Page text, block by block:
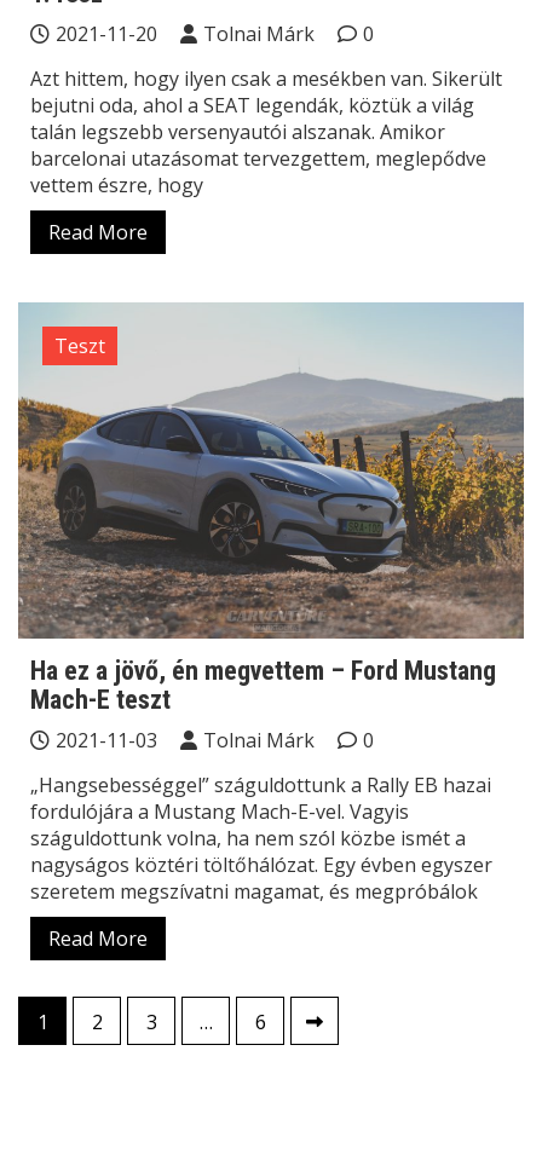
2021-11-20 Tolnai Márk
0
Azt hittem, hogy ilyen csak a mesékben van. Sikerült
bejutni oda, ahol a SEAT legendák, köztük a világ
talán legszebb versenyautói alszanak. Amikor
barcelonai utazásomat tervezgettem, meglepődve
vettem észre, hogy
Read More
Teszt
Ha ez a jövő, én megvettem – Ford Mustang
Mach-E teszt
2021-11-03 Tolnai Márk
0
„Hangsebességgel” száguldottunk a Rally EB hazai
fordulójára a Mustang Mach-E-vel. Vagyis
száguldottunk volna, ha nem szól közbe ismét a
nagyságos köztéri töltőhálózat. Egy évben egyszer
szeretem megszívatni magamat, és megpróbálok
Read More
Bejegyzések
lapozása
1 2 3 … 6